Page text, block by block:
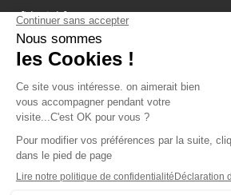
fiducial.fr
lyoncapitale.fr
olympique-et-lyonnais.com
L'application Iphone / Android
Téléchargez
Les cookies